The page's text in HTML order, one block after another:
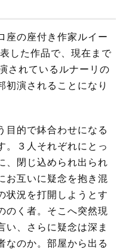
の座付き作家ルイー
した作品で、現在まで
されているルナーリの
初演されることになり
目的で鉢合わせになる
。３人それぞれにとっ
、閉じ込められ出られ
お互いに疑念を抱き混
状況を打開しようとす
のく者。そこへ突然現
い、さらに疑念は深ま
なのか。部屋から出る